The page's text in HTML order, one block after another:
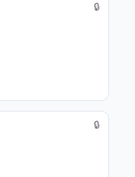
🔒
🔒